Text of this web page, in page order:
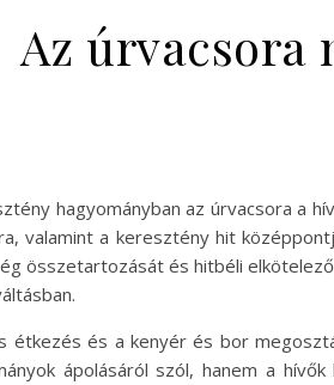
Az úrvacsora
hagyományban az úrvacsora a
valamint a keresztény hit
összetartozását és hitbéli
étkezés és a kenyér és bor
ápolásáról szól, hanem a